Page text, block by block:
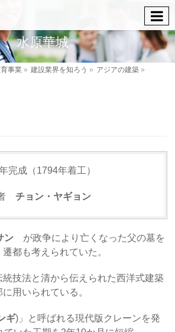
水原華城
事業 » 建設業界を知ろう » アジアの建築 »
完成（1794年着工）
者チョン・ヤギョン
ン が政争により亡くなった父の墓を
都も考えられていた。
統技法と清から伝えられた西洋式建築
用いられている。
ギ)」と呼ばれる現代版クレーンを発